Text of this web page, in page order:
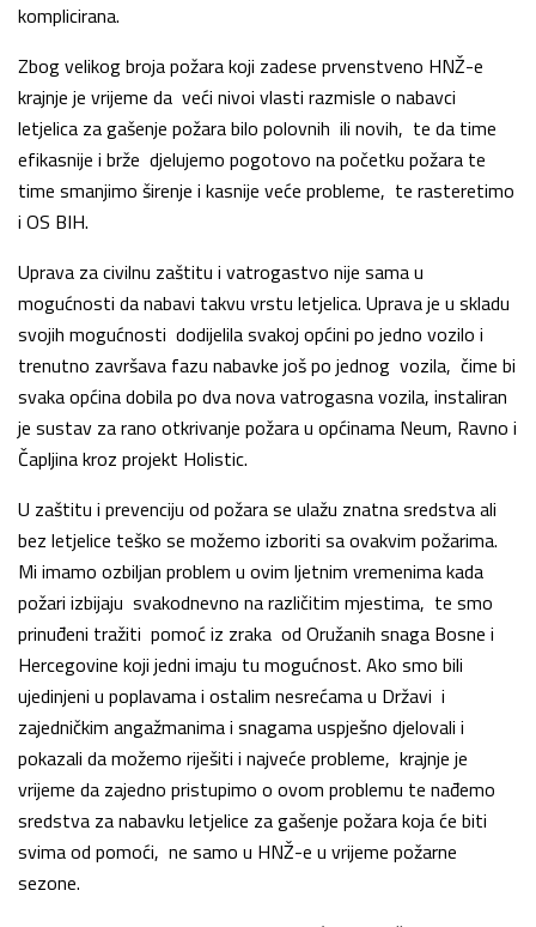
komplicirana.
Zbog velikog broja požara koji zadese prvenstveno HNŽ-e
krajnje je vrijeme da veći nivoi vlasti razmisle o nabavci
letjelica za gašenje požara bilo polovnih ili novih, te da time
efikasnije i brže djelujemo pogotovo na početku požara te
time smanjimo širenje i kasnije veće probleme, te rasteretimo
i OS BIH.
Uprava za civilnu zaštitu i vatrogastvo nije sama u
mogućnosti da nabavi takvu vrstu letjelica. Uprava je u skladu
svojih mogućnosti dodijelila svakoj općini po jedno vozilo i
trenutno završava fazu nabavke još po jednog vozila, čime bi
svaka općina dobila po dva nova vatrogasna vozila, instaliran
je sustav za rano otkrivanje požara u općinama Neum, Ravno i
Čapljina kroz projekt Holistic.
U zaštitu i prevenciju od požara se ulažu znatna sredstva ali
bez letjelice teško se možemo izboriti sa ovakvim požarima.
Mi imamo ozbiljan problem u ovim ljetnim vremenima kada
požari izbijaju svakodnevno na različitim mjestima, te smo
prinuđeni tražiti pomoć iz zraka od Oružanih snaga Bosne i
Hercegovine koji jedni imaju tu mogućnost. Ako smo bili
ujedinjeni u poplavama i ostalim nesrećama u Državi i
zajedničkim angažmanima i snagama uspješno djelovali i
pokazali da možemo riješiti i najveće probleme, krajnje je
vrijeme da zajedno pristupimo o ovom problemu te nađemo
sredstva za nabavku letjelice za gašenje požara koja će biti
svima od pomoći, ne samo u HNŽ-e u vrijeme požarne
sezone.